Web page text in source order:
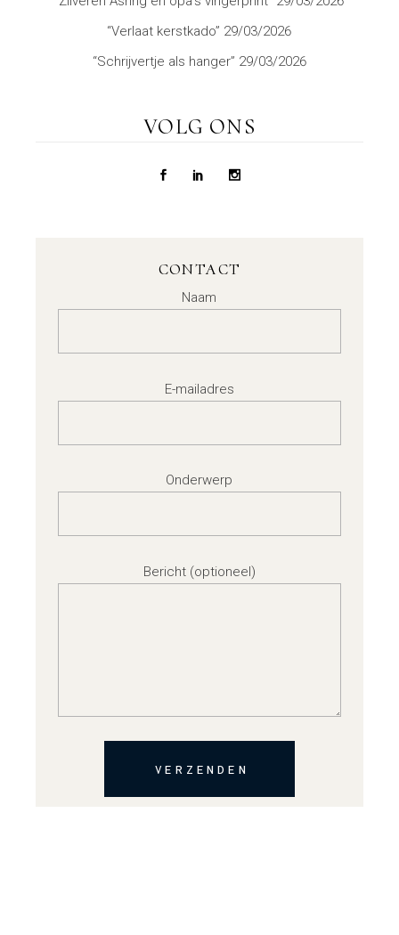
“Verlaat kerstkado” 29/03/2026
“Schrijvertje als hanger” 29/03/2026
VOLG ONS
CONTACT
Naam
E-mailadres
Onderwerp
Bericht (optioneel)
VERZENDEN